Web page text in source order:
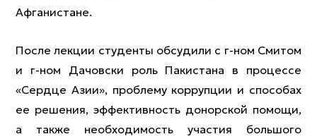
Афганистане.
После лекции студенты обсудили с г-ном Смитом
и г-ном Дачовски роль Пакистана в процессе
«Сердце Азии», проблему коррупции и способах
ее решения, эффективность донорской помощи,
а также необходимость участия большого